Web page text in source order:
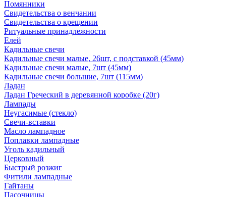
Помянники
Свидетельства о венчании
Свидетельства о крещении
Ритуальные принадлежности
Елей
Кадильные свечи
Кадильные свечи малые, 26шт, с подставкой (45мм)
Кадильные свечи малые, 7шт (45мм)
Кадильные свечи большие, 7шт (115мм)
Ладан
Ладан Греческий в деревянной коробке (20г)
Лампады
Неугасимые (стекло)
Свечи-вставки
Масло лампадное
Поплавки лампадные
Уголь кадильный
Церковный
Быстрый розжиг
Фитили лампадные
Гайтаны
Пасочницы